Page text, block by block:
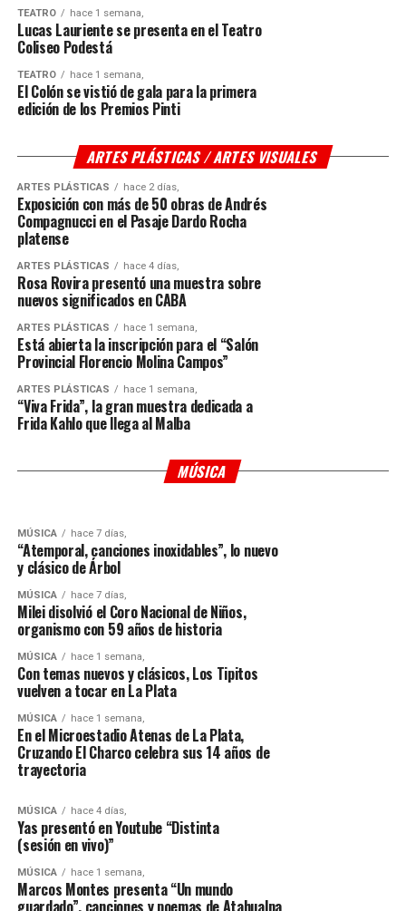
TEATRO hace 1 semana,
Lucas Lauriente se presenta en el Teatro
Coliseo Podestá
TEATRO hace 1 semana,
El Colón se vistió de gala para la primera
edición de los Premios Pinti
ARTES PLÁSTICAS / ARTES VISUALES
ARTES PLÁSTICAS hace 2 días,
Exposición con más de 50 obras de Andrés
Compagnucci en el Pasaje Dardo Rocha
platense
ARTES PLÁSTICAS hace 4 días,
Rosa Rovira presentó una muestra sobre
nuevos significados en CABA
ARTES PLÁSTICAS hace 1 semana,
Está abierta la inscripción para el “Salón
Provincial Florencio Molina Campos”
ARTES PLÁSTICAS hace 1 semana,
“Viva Frida”, la gran muestra dedicada a
Frida Kahlo que llega al Malba
MÚSICA
hace 2 días,
Todo listo para la edición 2026 del “Festival
Café Vinilo”
Llega el “Murgotan”, de la mano de Falta y
Resto en sus 45 años
MÚSICA hace 7 días,
“Atemporal, canciones inoxidables”, lo nuevo
y clásico de Árbol
MÚSICA hace 7 días,
Milei disolvió el Coro Nacional de Niños,
organismo con 59 años de historia
MÚSICA hace 1 semana,
Con temas nuevos y clásicos, Los Tipitos
vuelven a tocar en La Plata
MÚSICA hace 1 semana,
En el Microestadio Atenas de La Plata,
Cruzando El Charco celebra sus 14 años de
trayectoria
MÚSICA hace 4 días,
Yas presentó en Youtube “Distinta
(sesión en vivo)”
MÚSICA hace 1 semana,
Marcos Montes presenta “Un mundo
guardado”, canciones y poemas de Atahualpa